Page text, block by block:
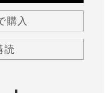
購入
読